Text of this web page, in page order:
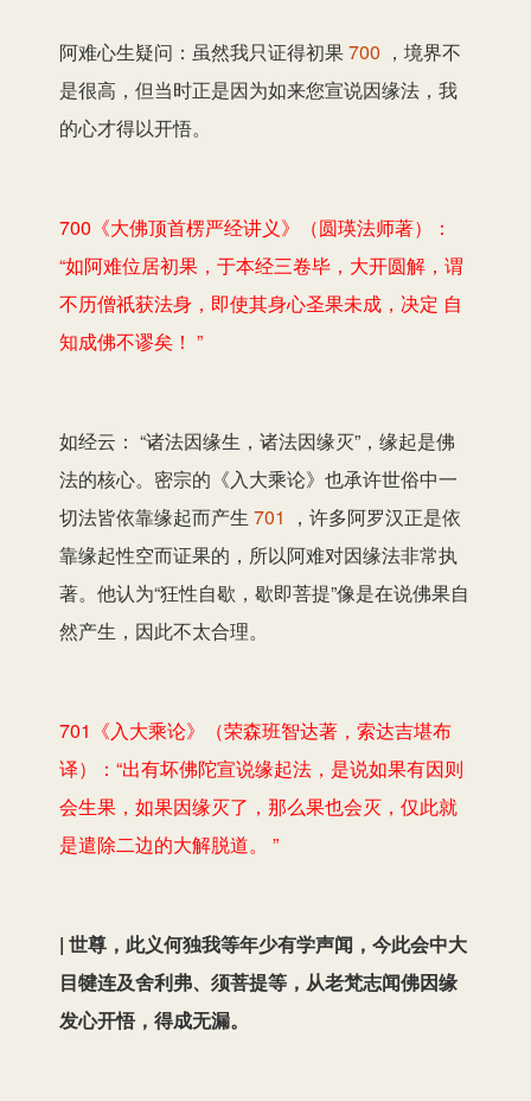
阿难心生疑问：虽然我只证得初果700 ，境界不
是很高，但当时正是因为如来您宣说因缘法，我
的心才得以开悟。
700《大佛顶首楞严经讲义》（圆瑛法师著）：
“如阿难位居初果，于本经三卷毕，大开圆解，谓
不历僧祇获法身，即使其身心圣果未成，决定 自
知成佛不谬矣！ ”
如经云： “诸法因缘生，诸法因缘灭”，缘起是佛
法的核心。密宗的《入大乘论》也承许世俗中一
切法皆依靠缘起而产生 701
，许多阿罗汉正是依
靠缘起性空而证果的，所以阿难对因缘法非常执
著。他认为“狂性自歇，歇即菩提”像是在说佛果自
然产生，因此不太合理。
701《入大乘论》（荣森班智达著，索达吉堪布
译）：“出有坏佛陀宣说缘起法，是说如果有因则
会生果，如果因缘灭了，那么果也会灭，仅此就
是遣除二边的大解脱道。 ”
| 世尊，此义何独我等年少有学声闻，今此会中大
目犍连及舍利弗、须菩提等，从老梵志闻佛因缘
发心开悟，得成无漏。